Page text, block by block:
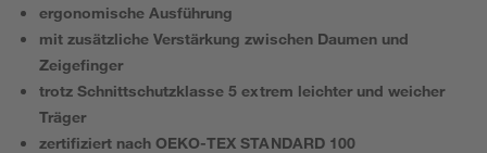
ergonomische Ausführung
mit zusätzliche Verstärkung zwischen Daumen und
Zeigefinger
trotz Schnittschutzklasse 5 extrem leichter und weicher
Träger
zertifiziert nach OEKO-TEX STANDARD 100